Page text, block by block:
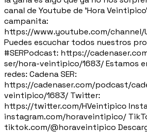
canal de Youtube de 'Hora
campanita:
https://www.youtube.com/channel/
Puedes escuchar todos nuestros
#SERPodcast: https://
ser/hora-veintipico/1683/ Estamos
redes: Cadena SER:
https://cadenaser.com/podcast/
veintipico/1683/ Twitter:
https://twitter.com/HVeintipico
instagram.com/horaveintipico/
tiktok.com/@horaveintipico